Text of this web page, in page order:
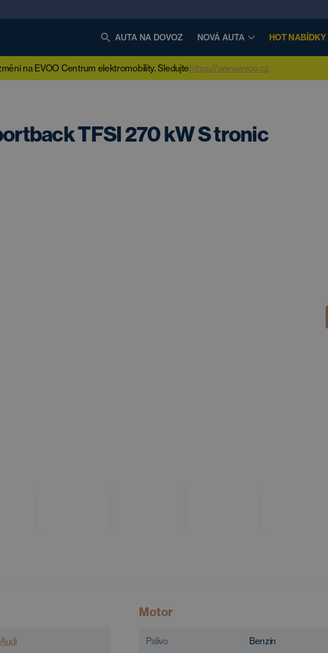
AUTA NA DOVOZ NOVÁ AUTA HOT NABÍDKY
na EVOO Centrum elektromobility. Sledujtehttps://www.evoo.cz
TFSI 270 kW S tronic
Audi
Motor
Palivo Benzín